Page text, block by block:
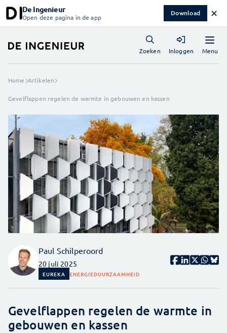
De Ingenieur
Open deze pagina in de app Download ✕
Menu
Zoeken Inloggen
Home Artikelen
Gevelflappen regelen de warmte in gebouwen en kassen
Paul Schilperoord
20 juli 2025
EUREKA ENERGIEDUURZAAMHEID
Gevelflappen regelen de warmte in
gebouwen en kassen